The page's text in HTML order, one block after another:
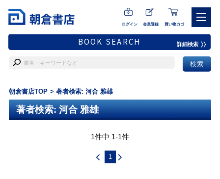
ログイン 会員登録 買い物カゴ
BOOK SEARCH 詳細検索
朝倉書店TOP 著者検索: 河合 雅雄
著者検索: 河合 雅雄
1件中 1-1件
1